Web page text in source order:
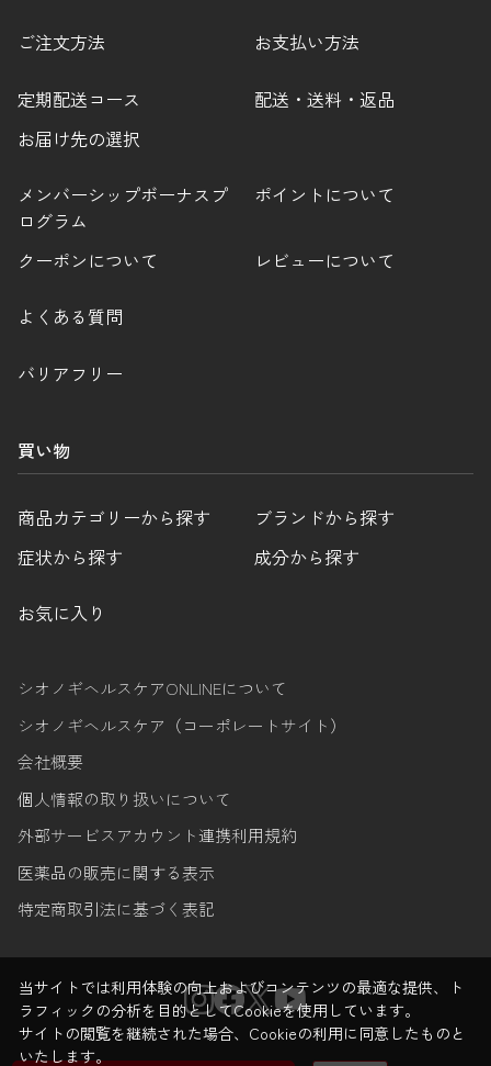
ご注文方法 お支払い方法
定期配送コース
配送・送料・返品
お届け先の選択
メンバーシップボーナスプ
ログラム
ポイントについて
クーポンについて レビューについて
よくある質問
バリアフリー
買い物
商品カテゴリーから探す
ブランドから探す
症状から探す
成分から探す
お気に入り
シオノギヘルスケアONLINEについて
シオノギヘルスケア（コーポレートサイト）
会社概要
個人情報の取り扱いについて
外部サービスアカウント連携利用規約
医薬品の販売に関する表示
特定商取引法に基づく表記
当サイトでは利用体験の向上およびコンテンツの最適な提供、ト
ラフィックの分析を目的としてCookieを使用しています。
サイトの閲覧を継続された場合、Cookieの利用に同意したものと
いたします。